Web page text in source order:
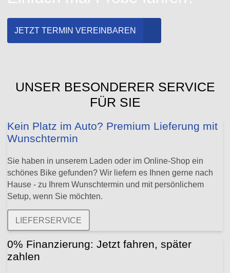
JETZT TERMIN VEREINBAREN
UNSER BESONDERER SERVICE
FÜR SIE
Kein Platz im Auto? Premium Lieferung mit
Wunschtermin
Sie haben in unserem Laden oder im Online-Shop ein
schönes Bike gefunden? Wir liefern es Ihnen gerne nach
Hause - zu Ihrem Wunschtermin und mit persönlichem
Setup, wenn Sie möchten.
LIEFERSERVICE
0% Finanzierung: Jetzt fahren, später
zahlen